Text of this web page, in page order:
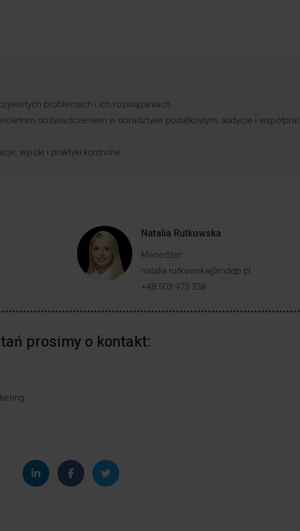
problemach i ich rozwiązaniach.
doświadczeniem w doradztwie podatkowym, audycie i
wyroki i praktyki kontrolne.
Natalia Rutkowska
Menedżer
natalia.rutkowska@mddp.pl
+48 503 973 338
prosimy o kontakt: